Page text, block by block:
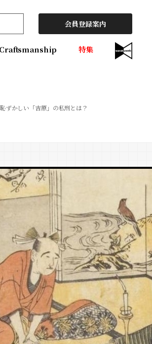
会員登録案内
Craftsmanship 特集
ずかしい「吉原」の私刑とは？